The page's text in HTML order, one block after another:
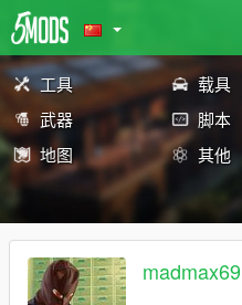
工具 载具
武器
脚本
地图
其他
madmax69